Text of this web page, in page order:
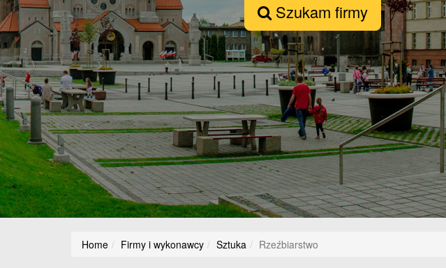
Szukam firmy
Home Firmy i wykonawcy Sztuka Rzeźbiarstwo